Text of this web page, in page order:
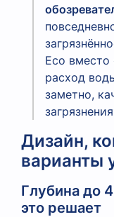
Eco вместо
расход
заметно,
Дизайн,
варианты
Глубина до
это решает